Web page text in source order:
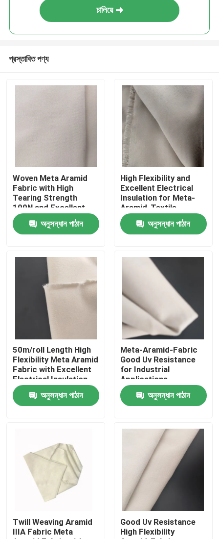
আমাদের সম্পর্কে
কারখানা ভ্রমণ
উদ্ধৃতির জন্য আবেদন
মেটা আরামিড ফ্যাব্রিক
প্যারা অ্যারামিড ফ্যাব্রিক
চালিয়ে
প্রস্তাবিত পণ্য
Woven Meta Aramid
Fabric with High
Tearing Strength
100N and Excellent
Electrical Insulation
অনুসন্ধান পাঠান
High Flexibility and
Excellent Electrical
Insulation for Meta-
Aramid-Textile
অনুসন্ধান পাঠান
50m/roll Length High
Flexibility Meta Aramid
Fabric with Excellent
Electrical Insulation
অনুসন্ধান পাঠান
Meta-Aramid-Fabric
Good Uv Resistance
for Industrial
Applications
অনুসন্ধান পাঠান
Twill Weaving Aramid
IIIA Fabric Meta
Good Uv Resistance
High Flexibility